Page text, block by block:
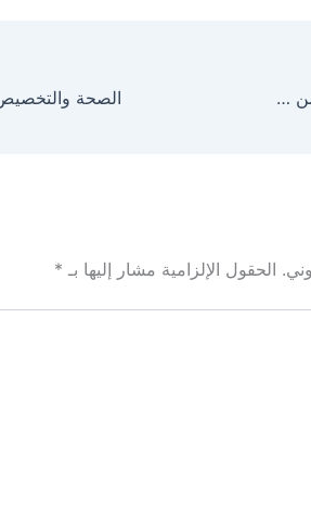
حدود مكة يضبط مخالف للائحة الأمن والسلامة البحرية
الحقول الإلزامية مشار إليها بـ *